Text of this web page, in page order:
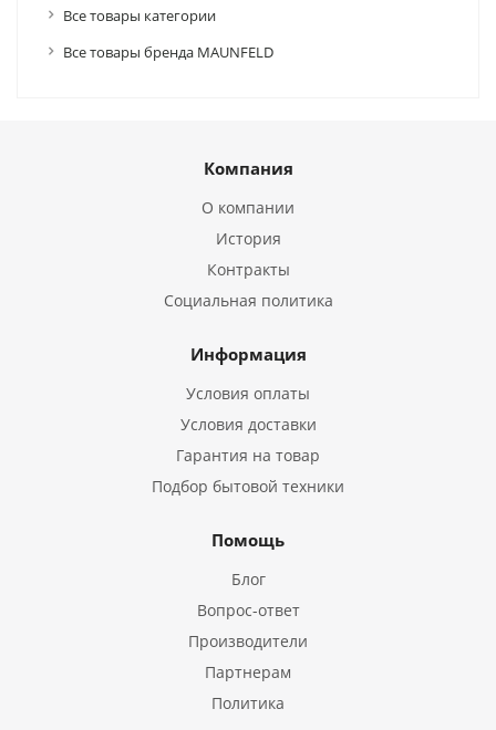
Все товары категории
Все товары бренда MAUNFELD
Компания
О компании
История
Контракты
Социальная политика
Информация
Условия оплаты
Условия доставки
Гарантия на товар
Подбор бытовой техники
Помощь
Блог
Вопрос-ответ
Производители
Партнерам
Политика